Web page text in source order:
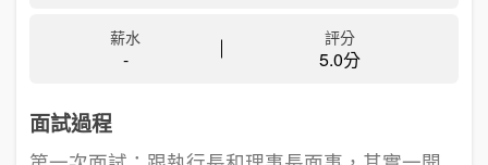
薪水
-
評分
5.0分
面試過程